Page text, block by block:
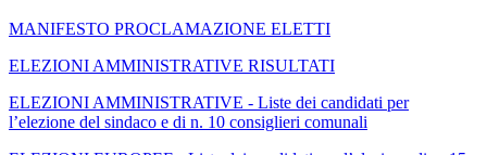
MANIFESTO PROCLAMAZIONE ELETTI
ELEZIONI AMMINISTRATIVE RISULTATI
ELEZIONI AMMINISTRATIVE - Liste dei candidati per
l’elezione del sindaco e di n. 10 consiglieri comunali